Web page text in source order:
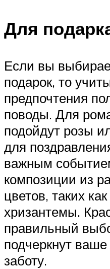
Для
Если вы
подарок, то
предпочтения
поводы. Для
подойдут розы
для
важным
композиции из
цветов, таких
хризантемы.
правильный
подчеркнут
заботу.